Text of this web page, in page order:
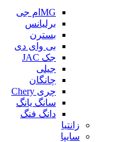
MGام جی
برلیانس
بسترن
بی وای دی
جک JAC
جیلی
چانگان
چری Chery
سانگ یانگ
دانگ فنگ
زانتیا
سایپا